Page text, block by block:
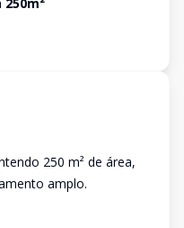
250 m² de área,
amplo.